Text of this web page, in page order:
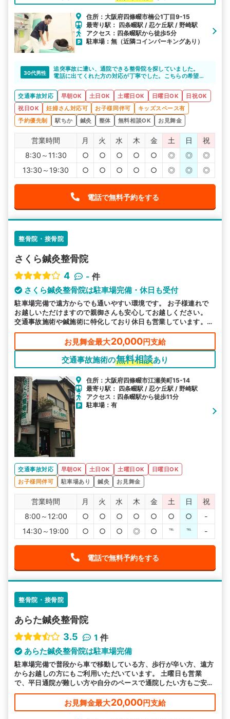
住所：大阪府四條畷市楠公1丁目9-15
最寄り駅： 四条畷駅 / 忍ケ丘駅 / 野崎駅
アクセス：四条畷駅から徒歩5分
駐車場：無（近隣コインパーキングあり）
30代男性
追突事故に遭い、通院できる整骨院を探していました。
電話に出てくれた方の対応が丁寧でした。こちらの希望を
られました。
交通事故対応 早朝OK 土日OK 土曜日OK 日曜日OK
日祝OK
祝日OK
妊婦さん対応可 お子様同伴可
キッズスペース有
予約優先制
駅ちか 鍼灸 整体 無料相談OK お見舞金
営業時間 月 火 水 木 金 土 日
祝
8:30～11:30
○ ○ ○ ○ ○ ◎ ◎
◎
13:30～19:30
○ ○ ○ ○ ○ ◎ ◎ ◎
電話で無料予約をする
整骨院・接骨院
さくら鍼灸整骨院
4
- 件
さくら鍼灸整骨院は駐車場完備・休日も受付
駐車場完備で遠方からでも通いやすい環境です。 お子様連れで
お越しいただけますので親御さんも安心してお越しください。
交通事故施術や鍼施術に特化しており休日も営業しています。お
痛みは諦めないで実績豊富な当院へお任せください。
お見舞金最大20,000円支給
交通事故施術の無料相談あり
住所：大阪府四條畷市江瀬美町15-14
最寄り駅： 四条畷駅 / 忍ケ丘駅 / 野崎駅
アクセス：四条畷駅から徒歩11分
駐車場：有
交通事故対応 早朝OK 土日OK 土曜日OK
日曜日OK
お子様同伴可
駐車場あり 鍼灸 お見舞金
営業時間 月 火 水 木 金 土 日
祝
8:00～12:00
○ ○ ○ ○ ○ ○ ○
-
14:30～19:00
○ ○ ○ ◎ ○ ℡ ℡ -
電話で無料予約をする
整骨院・接骨院
あらた鍼灸整骨院
3.5
1 件
あらた鍼灸整骨院は駐車場完備
駐車場完備で普段から車で移動している方、歩行が辛い方、遠方
からお越しの方にもご利用いただいています。 土曜日も営業
で、平日通院が難しい方や自分のペースで通院したい方もご安心
いただけます。 むち打ち等、交通事故後の各症状を得意として
お見舞金最大20,000円支給